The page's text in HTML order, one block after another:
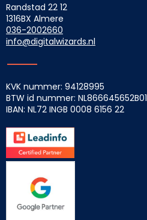
Randstad 22 12
1316BX Almere
036-2002660
info@digitalwizards.nl
KVK nummer: 94128995
BTW id nummer: NL866645652B01
IBAN: NL72 INGB 0008 6156 22